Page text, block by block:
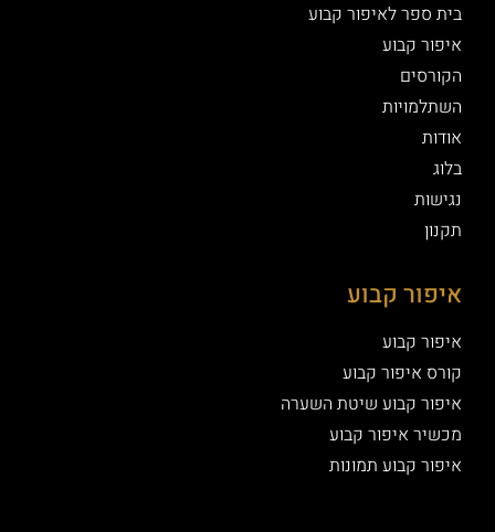
בית ספר לאיפור קבוע
איפור קבוע
הקורסים
השתלמויות
אודות
בלוג
נגישות
תקנון
איפור קבוע
איפור קבוע
קורס איפור קבוע
איפור קבוע שיטת השערה
מכשיר איפור קבוע
איפור קבוע תמונות